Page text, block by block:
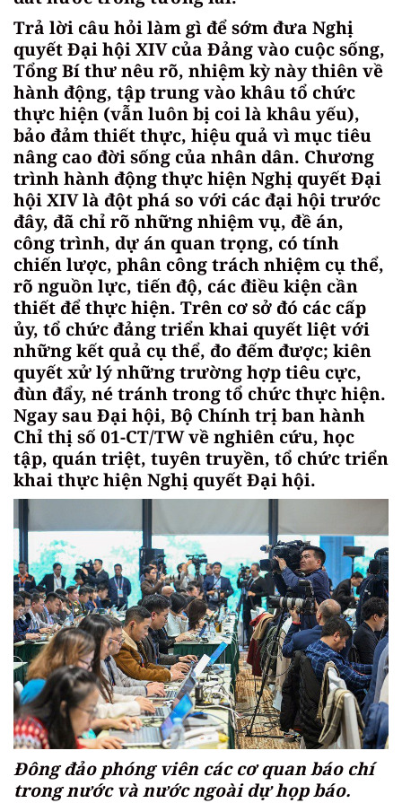
Trả lời câu hỏi làm gì để sớm đưa Nghị
quyết Đại hội XIV của Đảng vào cuộc sống,
Tổng Bí thư nêu rõ, nhiệm kỳ này thiên về
hành động, tập trung vào khâu tổ chức
thực hiện (vẫn luôn bị coi là khâu yếu),
bảo đảm thiết thực, hiệu quả vì mục tiêu
nâng cao đời sống của nhân dân. Chương
trình hành động thực hiện Nghị quyết Đại
hội XIV là đột phá so với các đại hội trước
đây, đã chỉ rõ những nhiệm vụ, đề án,
công trình, dự án quan trọng, có tính
chiến lược, phân công trách nhiệm cụ thể,
rõ nguồn lực, tiến độ, các điều kiện cần
thiết để thực hiện. Trên cơ sở đó các cấp
ủy, tổ chức đảng triển khai quyết liệt với
những kết quả cụ thể, đo đếm được; kiên
quyết xử lý những trường hợp tiêu cực,
đùn đẩy, né tránh trong tổ chức thực hiện.
Ngay sau Đại hội, Bộ Chính trị ban hành
Chỉ thị số 01-CT/TW về nghiên cứu, học
tập, quán triệt, tuyên truyền, tổ chức triển
khai thực hiện Nghị quyết Đại hội.
Đông đảo phóng viên các cơ quan báo chí
trong nước và nước ngoài dự họp báo.